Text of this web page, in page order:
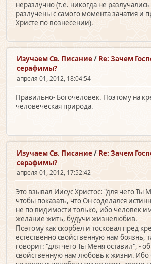
неразлучно (т.е. никогда не
разлучены с самого момента зачатия и
Христе по вознесении).
Изучаем Св. Писание/ Re: Зачем
серафимы?
апреля 01, 2012, 18:04:54
Правильно- Богочеловек. Поэтому на
человеческая природа.
Изучаем Св. Писание/ Re: Зачем
серафимы?
апреля 01, 2012, 17:52:42
Это взывал Иисус Христос: "для чего Ты
чтобы показать, чтоОн соделался
не по видимости только, ибо человек
желание жить, будучи жизнелюбив.
Поэтому как скорбел и тосковал пред
естественно свойственную нам боязнь,
говорит: "для чего Ты Меня оставил", -
свойственную нам любовь к жизни.